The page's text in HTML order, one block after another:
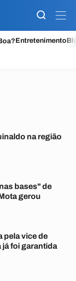
Entretenimento
na região
bases" de
gerou
pela vice de
já foi garantida